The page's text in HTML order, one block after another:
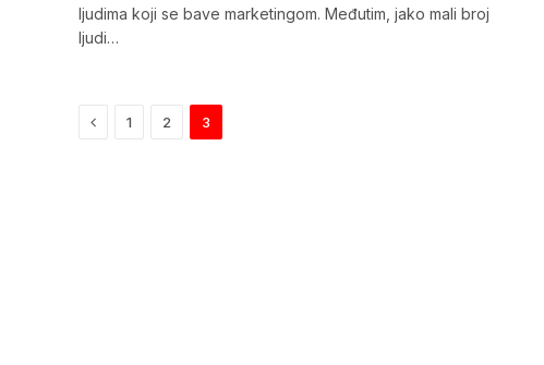
ljudima koji se bave marketingom. Međutim, jako mali broj
ljudi…
Previous
1 2 3